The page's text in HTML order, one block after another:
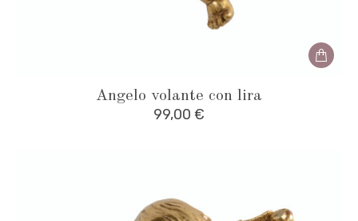
Angelo volante con lira
99,00 €